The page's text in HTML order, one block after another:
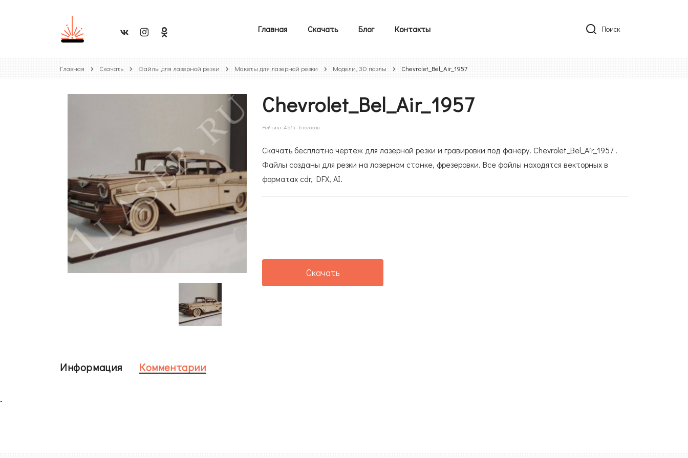
Главная Скачать Блог Контакты Поиск
Главная Скачать Файлы для лазерной резки Макеты для лазерной резки Модели, 3D пазлы Chevrolet_Bel_Air_1957
Chevrolet_Bel_Air_1957
Рейтинг:4.8/5 -6 голосов
Скачать бесплатно чертеж для лазерной резки и гравировки под фанеру. Chevrolet_Bel_Air_1957 .
Файлы созданы для резки на лазерном станке, фрезеровки. Все файлы находятся векторных в
форматах cdr, DFX, AI.
Скачать
Информация Комментарии
-